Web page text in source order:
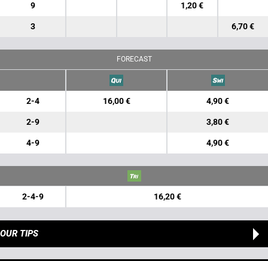
9 1,20 €
3 6,70 €
FORECAST
2-4 16,00 € 4,90 €
2-9 3,80 €
4-9 4,90 €
2-4-9 16,20 €
OUR TIPS